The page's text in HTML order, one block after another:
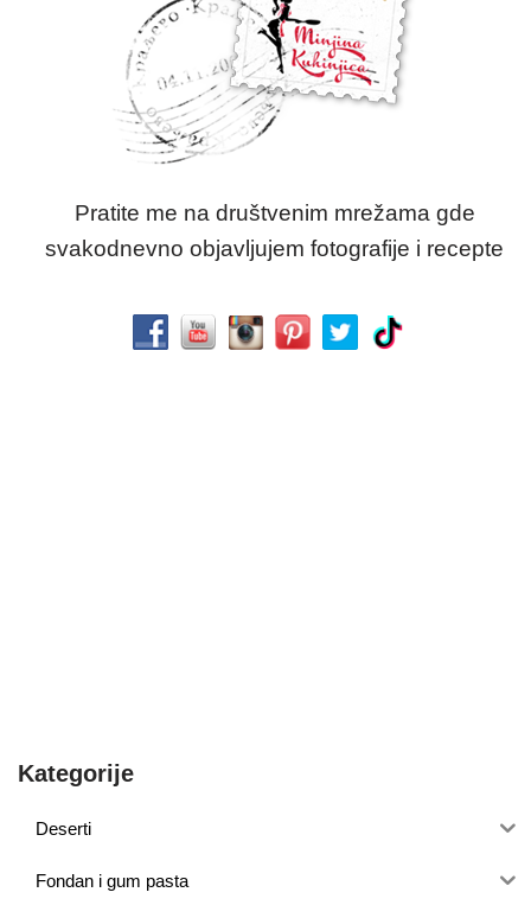
Pratite me na društvenim mrežama gde
svakodnevno objavljujem fotografije i recepte
Kategorije
Deserti
Fondan i gum pasta